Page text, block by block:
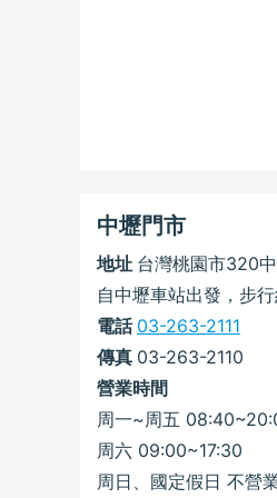
中壢門市
地址 台灣桃園市320
自中壢車站出發，步
電話 03-263-2111
傳真 03-263-2110
營業時間
周一~周五
周六 09:00~17:30
周日、國定假日 不營